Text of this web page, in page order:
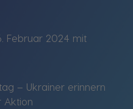
Februar 2024 mit
– Ukrainer erinnern
Aktion